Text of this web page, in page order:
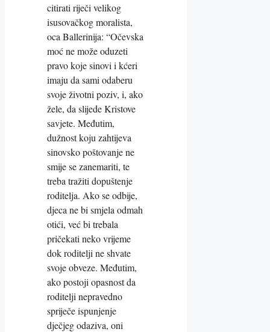
citirati riječi velikog
isusovačkog moralista,
oca Ballerinija: “Očevska
moć ne može oduzeti
pravo koje sinovi i kćeri
imaju da sami odaberu
svoje životni poziv, i, ako
žele, da slijede Kristove
savjete. Međutim,
dužnost koju zahtijeva
sinovsko poštovanje ne
smije se zanemariti, te
treba tražiti dopuštenje
roditelja. Ako se odbije,
djeca ne bi smjela odmah
otići, već bi trebala
pričekati neko vrijeme
dok roditelji ne shvate
svoje obveze. Međutim,
ako postoji opasnost da
roditelji nepravedno
spriječe ispunjenje
dječjeg odaziva, oni